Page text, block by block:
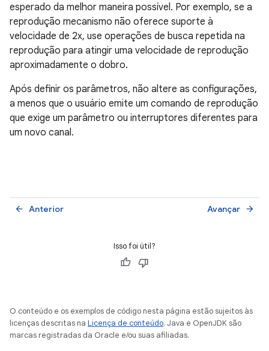
esperado da melhor maneira possível. Por exemplo, se a
reprodução mecanismo não oferece suporte à
velocidade de 2x, use operações de busca repetida na
reprodução para atingir uma velocidade de reprodução
aproximadamente o dobro.
Após definir os parâmetros, não altere as configurações,
a menos que o usuário emite um comando de reprodução
que exige um parâmetro ou interruptores diferentes para
um novo canal.
Anterior
arrow_back Avançar arrow_forward
Isso foi útil?
O conteúdo e os exemplos de código nesta página estão sujeitos às
licenças descritas na Licença de conteúdo. Java e OpenJDK são
marcas registradas da Oracle e/ou suas afiliadas.